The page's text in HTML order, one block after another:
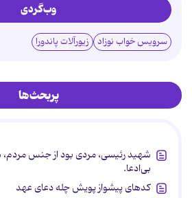
وب‌گردی
سرویس خواب نوزاد زیورآلات پاندورا
پربحث‌ها
شهید رئیسی، مردی بود از جنس مردم،
بی‌ادعا.
کدهای پیشواز پویش چله دعای عهد